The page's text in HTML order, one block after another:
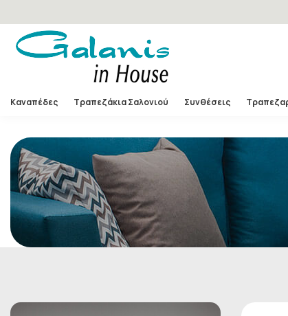
Καναπέδες Τραπεζάκια Σαλονιού Συνθέσεις